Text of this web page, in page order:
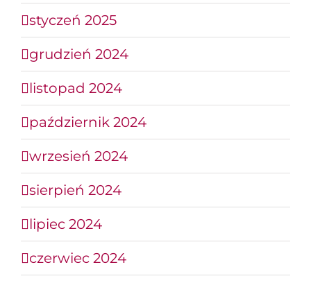
styczeń 2025
grudzień 2024
listopad 2024
październik 2024
wrzesień 2024
sierpień 2024
lipiec 2024
czerwiec 2024